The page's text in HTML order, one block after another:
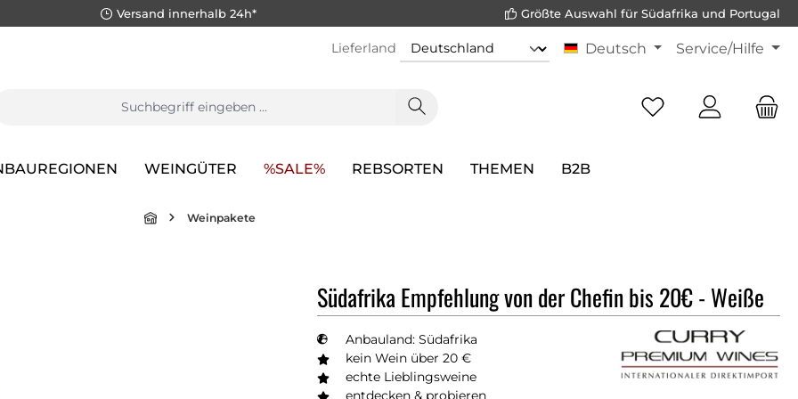
Versand innerhalb 24h* Größte Auswahl für Südafrika und Portugal
Lieferland Deutsch Service/Hilfe
WEINGÜTER %SALE% REBSORTEN THEMEN B2B
Weinpakete
Südafrika Empfehlung von der Chefin bis 20€ - Weiße
Anbauland: Südafrika
kein Wein über 20 €
echte Lieblingsweine
entdecken & probieren